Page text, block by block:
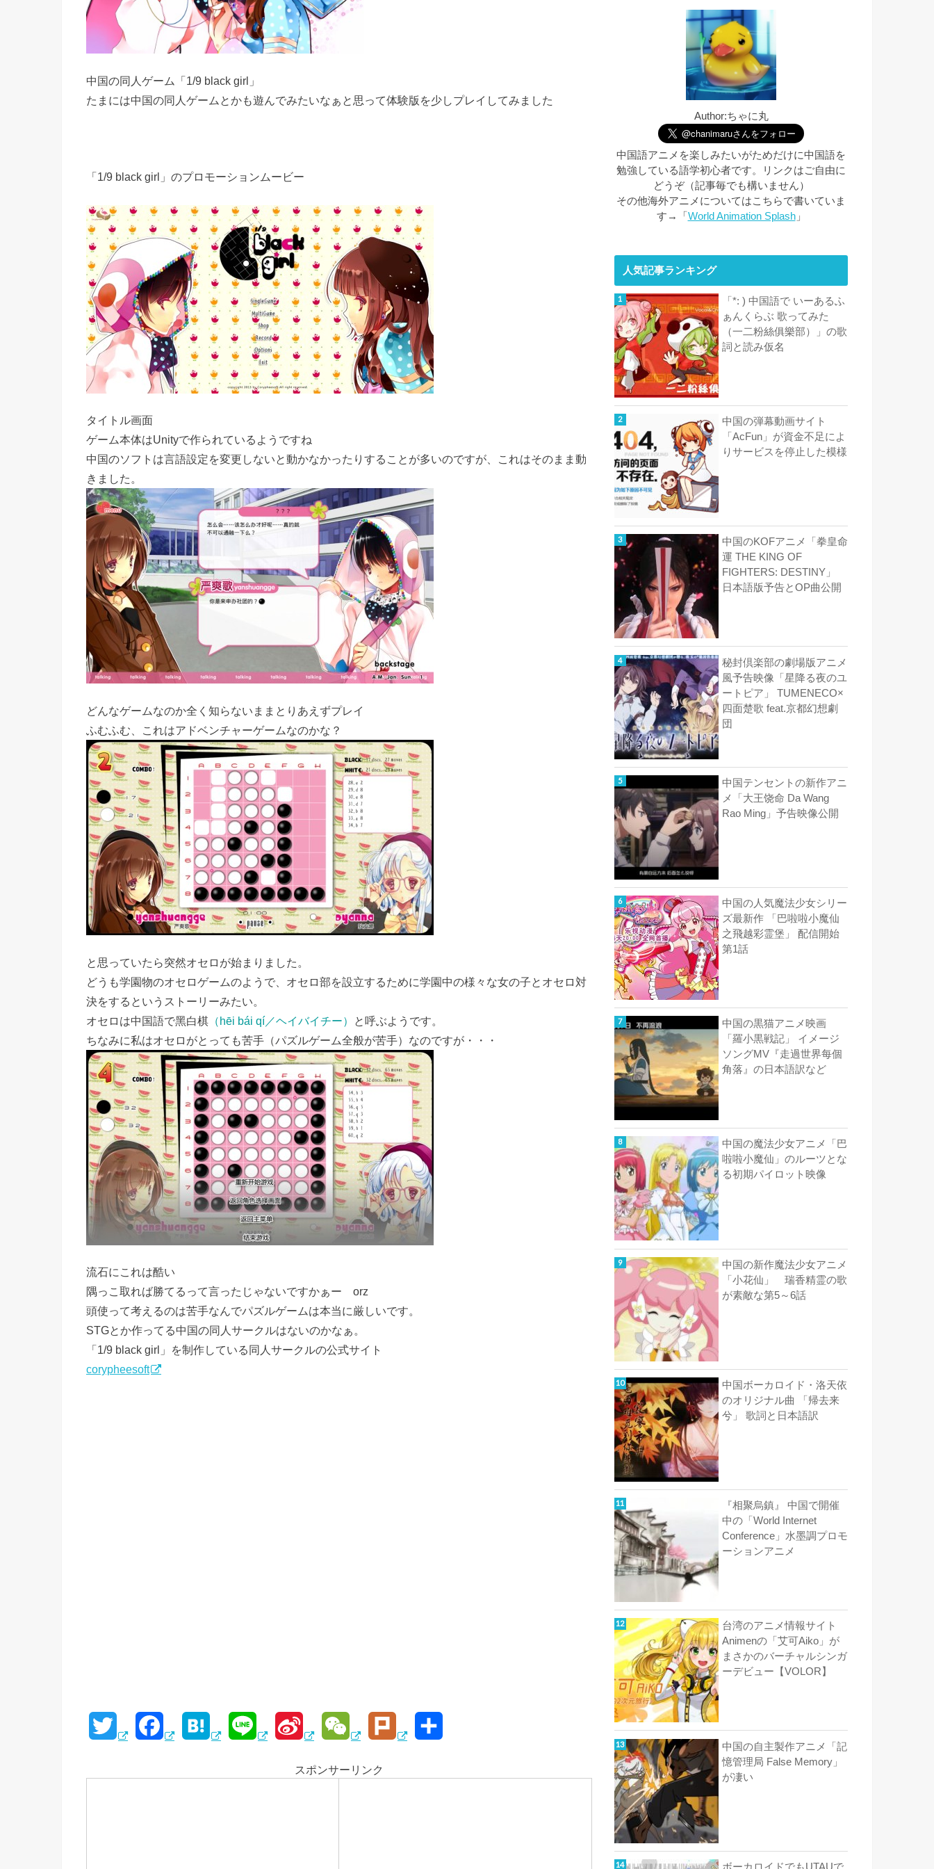
中国の同人ゲーム「1/9 black girl」
たまには中国の同人ゲームとかも遊んでみたいなぁと思って体験版を少しプレイしてみました
「1/9 black girl」のプロモーションムービー
タイトル画面
ゲーム本体はUnityで作られているようですね
中国のソフトは言語設定を変更しないと動かなかったりすることが多いのですが、これはそのまま動
きました。
どんなゲームなのか全く知らないままとりあえずプレイ
ふむふむ、これはアドベンチャーゲームなのかな？
と思っていたら突然オセロが始まりました。
どうも学園物のオセロゲームのようで、オセロ部を設立するために学園中の様々な女の子とオセロ対
決をするというストーリーみたい。
オセロは中国語で黑白棋 （hēi bái qí／ヘイバイチー）
と呼ぶようです。
ちなみに私はオセロがとっても苦手（パズルゲーム全般が苦手）なのですが・・・
流石にこれは酷い
隅っこ取れば勝てるって言ったじゃないですかぁー orz
頭使って考えるのは苦手なんでパズルゲームは本当に厳しいです。
STGとか作ってる中国の同人サークルはないのかなぁ。
「1/9 black girl」を制作している同人サークルの公式サイト
corypheesoft
i c t n n C u
スポンサーリンク
Author:ちゃに丸
中国語アニメを楽しみたいがためだけに中国語を
勉強している語学初心者です。リンクはご自由に
どうぞ（記事毎でも構いません）
その他海外アニメについてはこちらで書いていま
す→「 World Animation Splash」
人気記事ランキング
「*: ) 中国語で いーあるふ
ぁんくらぶ 歌ってみた
（一二粉絲俱樂部）」の歌
詞と読み仮名
中国の弾幕動画サイト
「AcFun」が資金不足によ
りサービスを停止した模様
中国のKOFアニメ「拳皇命
運 THE KING OF
FIGHTERS: DESTINY」
日本語版予告とOP曲公開
秘封倶楽部の劇場版アニメ
風予告映像「星降る夜のユ
ートピア」 TUMENECO×
四面楚歌 feat.京都幻想劇
団
中国テンセントの新作アニ
メ「大王饶命 Da Wang
Rao Ming」予告映像公開
中国の人気魔法少女シリー
ズ最新作 「巴啦啦小魔仙
之飛越彩霊堡」 配信開始
第1話
中国の黒猫アニメ映画
「羅小黒戦記」 イメージ
ソングMV『走過世界每個
角落』の日本語訳など
中国の魔法少女アニメ「巴
啦啦小魔仙」のルーツとな
る初期パイロット映像
中国の新作魔法少女アニメ
「小花仙」 瑞香精霊の歌
が素敵な第5～6話
中国ボーカロイド・洛天依
のオリジナル曲 「帰去来
兮」 歌詞と日本語訳
『相聚烏鎮』 中国で開催
中の「World Internet
Conference」水墨調プロモ
ーションアニメ
台湾のアニメ情報サイト
Animenの「艾可Aiko」が
まさかのバーチャルシンガ
ーデビュー【VOLOR】
中国の自主製作アニメ「記
憶管理局 False Memory」
が凄い
ボーカロイドでもUTAUで